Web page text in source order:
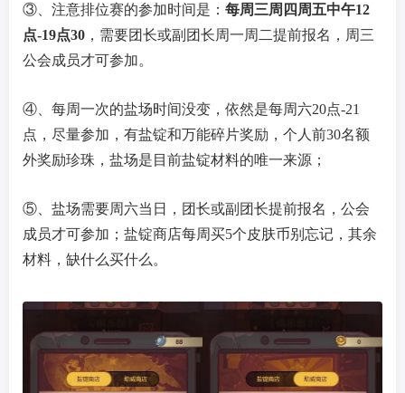
③、注意排位赛的参加时间是： 每周三周四周五中午12
点-19点30 ，需要团长或副团长周一周二提前报名，周三
公会成员才可参加。
④、每周一次的盐场时间没变，依然是每周六20点-21
点，尽量参加，有盐锭和万能碎片奖励，个人前30名额
外奖励珍珠，盐场是目前盐锭材料的唯一来源；
⑤、盐场需要周六当日，团长或副团长提前报名，公会
成员才可参加；盐锭商店每周买5个皮肤币别忘记，其余
材料，缺什么买什么。